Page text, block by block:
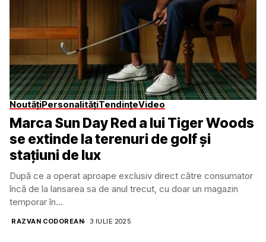
NoutățiPersonalitățiTendințeVideo
Marca Sun Day Red a lui Tiger Woods
se extinde la terenuri de golf și
stațiuni de lux
După ce a operat aproape exclusiv direct către consumator
încă de la lansarea sa de anul trecut, cu doar un magazin
temporar în...
RAZVAN CODOREAN 3 IULIE 2025